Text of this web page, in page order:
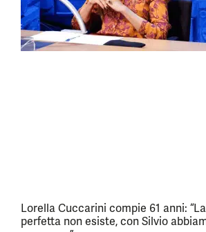
Lorella Cuccarini compie 61 anni:
perfetta non esiste, con Silvio